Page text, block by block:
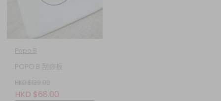
Popo.B
POPO.B 刮痧板
HKD $139.00
HKD $68.00